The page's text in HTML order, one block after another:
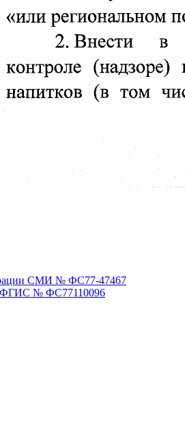
СМИ № ФС77-47467
ФГИС № ФС77110096